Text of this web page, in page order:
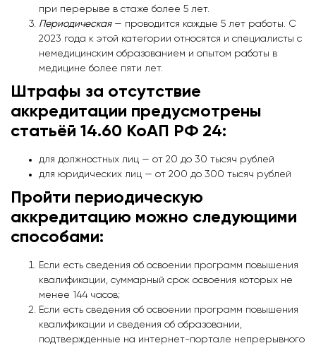
при перерыве в стаже более 5 лет.
Периодическая— проводится каждые 5 лет работы. С
2023 года к этой категории относятся и специалисты с
немедицинским образованием и опытом работы в
медицине более пяти лет.
Штрафы за отсутствие
аккредитации предусмотрены
статьёй 14.60 КоАП РФ 24:
⁠для должностных лиц — от 20 до 30 тысяч рублей
для юридических лиц — от 200 до 300 тысяч рублей
Пройти периодическую
аккредитацию можно следующими
способами:
Если есть сведения об освоении программ повышения
квалификации, суммарный срок освоения которых не
менее 144 часов;
Если есть сведения об освоении программ повышения
квалификации и сведения об образовании,
подтвержденные на интернет-портале непрерывного